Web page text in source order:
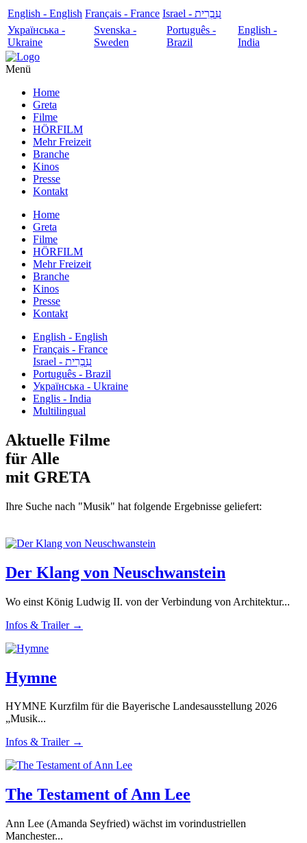
English - English Français - France
עִבְרִית - Israel
Українська -
Ukraine
Svenska -
Sweden
Português -
Brazil
English -
India
Menü
Home
Greta
Filme
HÖRFILM
Mehr Freizeit
Branche
Kinos
Presse
Kontakt
Home
Greta
Filme
HÖRFILM
Mehr Freizeit
Branche
Kinos
Presse
Kontakt
English - English
Français - France
עִבְרִית - Israel
Português - Brazil
Українська - Ukraine
Englis - India
Multilingual
Aktuelle Filme
für Alle
mit GRETA
Ihre Suche nach "Musik" hat folgende Ergebnisse geliefert:
Der Klang von Neuschwanstein
Wo einst König Ludwig II. von der Verbindung von Architektur...
Infos & Trailer →
Hymne
HYMNE Kurzfilm für die Bayerische Landesausstellung 2026
„Musik...
Infos & Trailer →
The Testament of Ann Lee
Ann Lee (Amanda Seyfried) wächst im vorindustriellen
Manchester...